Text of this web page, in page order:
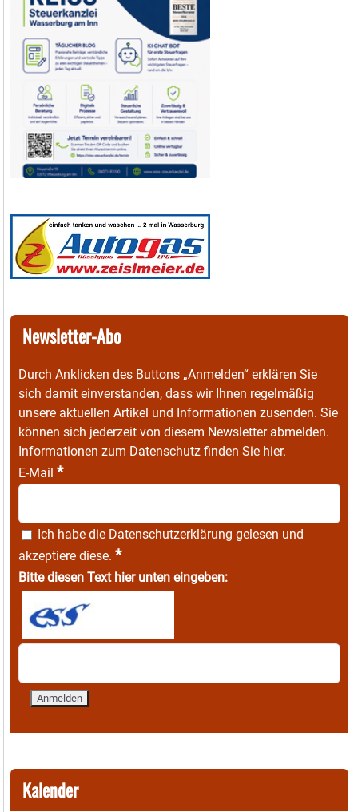
Newsletter-Abo
Durch Anklicken des Buttons „Anmelden“ erklären Sie
sich damit einverstanden, dass wir Ihnen regelmäßig
unsere aktuellen Artikel und Informationen zusenden. Sie
können sich jederzeit von diesem Newsletter abmelden.
Informationen zum Datenschutz finden Sie hier.
E-Mail *
Ich habe die Datenschutzerklärung gelesen und
akzeptiere diese. *
Bitte diesen Text hier unten eingeben:
Kalender